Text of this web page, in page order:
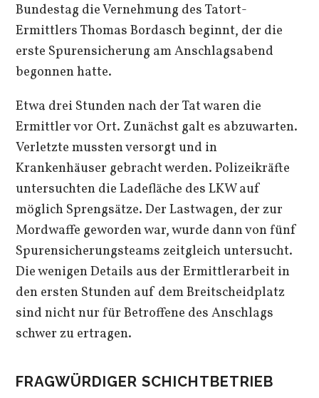
Bundestag die Vernehmung des Tatort-
Ermittlers Thomas Bordasch beginnt, der die
erste Spurensicherung am Anschlagsabend
begonnen hatte.
Etwa drei Stunden nach der Tat waren die
Ermittler vor Ort. Zunächst galt es abzuwarten.
Verletzte mussten versorgt und in
Krankenhäuser gebracht werden. Polizeikräfte
untersuchten die Ladefläche des LKW auf
möglich Sprengsätze. Der Lastwagen, der zur
Mordwaffe geworden war, wurde dann von fünf
Spurensicherungsteams zeitgleich untersucht.
Die wenigen Details aus der Ermittlerarbeit in
den ersten Stunden auf dem Breitscheidplatz
sind nicht nur für Betroffene des Anschlags
schwer zu ertragen.
FRAGWÜRDIGER SCHICHTBETRIEB